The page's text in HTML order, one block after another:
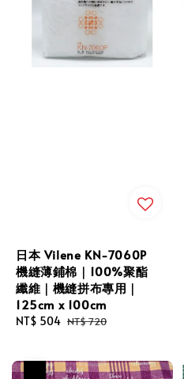
日本 Vilene KN-7060P
機縫薄鋪棉｜100%聚酯
纖維｜機縫拼布專用｜
125cm x 100cm
Sale
NT$ 504 Regular
NT$ 720